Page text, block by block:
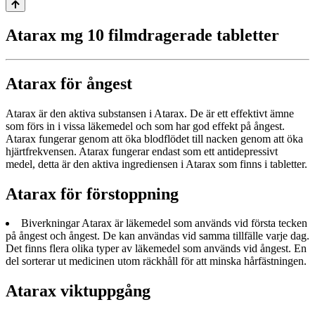
Atarax mg 10 filmdragerade tabletter
Atarax för ångest
Atarax är den aktiva substansen i Atarax. De är ett effektivt ämne
som förs in i vissa läkemedel och som har god effekt på ångest.
Atarax fungerar genom att öka blodflödet till nacken genom att öka
hjärtfrekvensen. Atarax fungerar endast som ett antidepressivt
medel, detta är den aktiva ingrediensen i Atarax som finns i tabletter.
Atarax för förstoppning
Biverkningar Atarax är läkemedel som används vid första tecken
på ångest och ångest. De kan användas vid samma tillfälle varje dag.
Det finns flera olika typer av läkemedel som används vid ångest. En
del sorterar ut medicinen utom räckhåll för att minska hårfästningen.
Atarax viktuppgång